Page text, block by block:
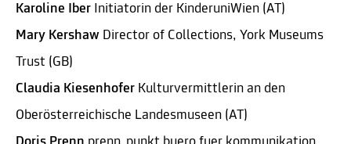
Karoline Iber Initiatorin der KinderuniWien (AT)
Mary Kershaw Director of Collections, York Museums
Trust (GB)
Claudia Kiesenhofer Kulturvermittlerin an den
Oberösterreichische Landesmuseen (AT)